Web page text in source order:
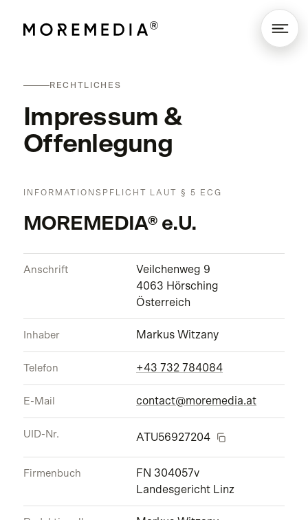
RECHTLICHES
Impressum &
Offenlegung
INFORMATIONSPFLICHT LAUT § 5 ECG
MOREMEDIA® e.U.
Anschrift
Veilchenweg 9
4063 Hörsching
Österreich
Inhaber Markus Witzany
Telefon +43 732 784084
E-Mail contact@moremedia.at
UID-Nr. ATU56927204
Firmenbuch
FN 304057v
Landesgericht Linz